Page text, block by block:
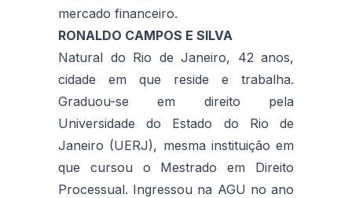
mercado financeiro.
RONALDO CAMPOS E SILVA
Natural do Rio de Janeiro, 42 anos,
cidade em que reside e trabalha.
Graduou-se em direito pela
Universidade do Estado do Rio de
Janeiro (UERJ), mesma instituição em
que cursou o Mestrado em Direito
Processual. Ingressou na AGU no ano